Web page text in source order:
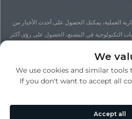
العملية، يمكنك الحصول على أحدث الأخبار من
التكنولوجية في المصنع، الحصول على رؤى أكثر
الاشتراك
للصب الدقيق بالضغط. جميع الحقوق محفوظة -
We
We use cookies and similar tools
If you don't want to accept all
Accept all